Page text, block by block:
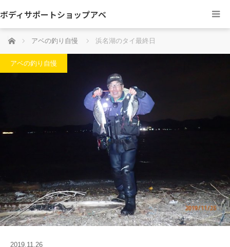
ボディサポートショップアベ
ホーム アベの釣り自慢 浜名湖のタイ最終日
アベの釣り自慢
2019.11.26